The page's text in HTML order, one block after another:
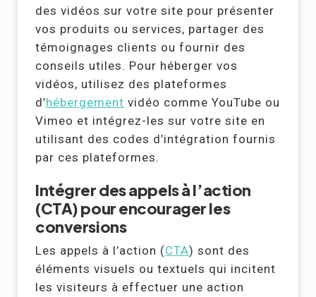
des vidéos sur votre site pour présenter
vos produits ou services, partager des
témoignages clients ou fournir des
conseils utiles. Pour héberger vos
vidéos, utilisez des plateformes
d’hébergement vidéo comme YouTube ou
Vimeo et intégrez-les sur votre site en
utilisant des codes d’intégration fournis
par ces plateformes.
Intégrer des appels à l’action
(CTA) pour encourager les
conversions
Les appels à l’action (CTA) sont des
éléments visuels ou textuels qui incitent
les visiteurs à effectuer une action